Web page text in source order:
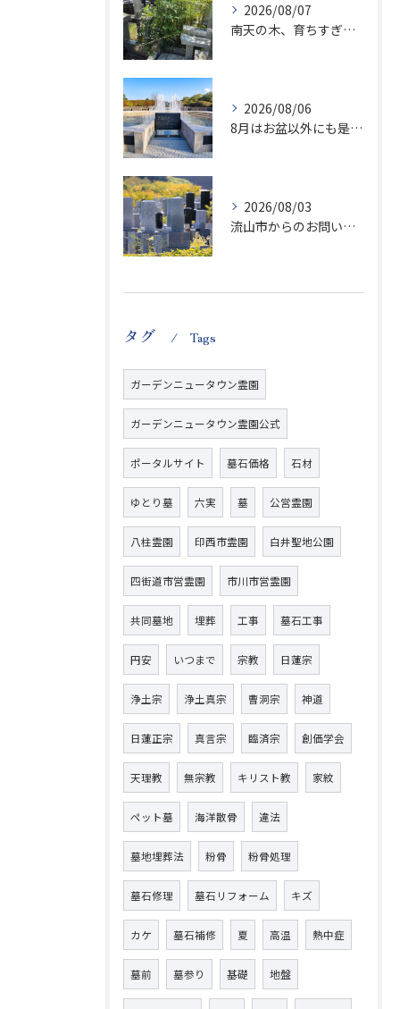
2026/08/07
南天の木、育ちすぎます…笑
2026/08/06
8月はお盆以外にも是非ご供養の気持ちを！
2026/08/03
流山市からのお問い合わせが急増中です、かなり悪質な業者さんとお寺さんらしいです
タグ Tags
ガーデンニュータウン霊園
ガーデンニュータウン霊園公式
ポータルサイト 墓石価格 石材
ゆとり墓 六実 墓 公営霊園
八柱霊園 印西市霊園 白井聖地公園
四街道市営霊園 市川市営霊園
共同墓地 埋葬 工事 墓石工事
円安 いつまで 宗教 日蓮宗
浄土宗 浄土真宗 曹洞宗 神道
日蓮正宗 真言宗 臨済宗 創価学会
天理教 無宗教 キリスト教 家紋
ペット墓 海洋散骨 違法
墓地埋葬法 粉骨 粉骨処理
墓石修理 墓石リフォーム キズ
カケ 墓石補修 夏 高温 熱中症
墓前 墓参り 基礎 地盤